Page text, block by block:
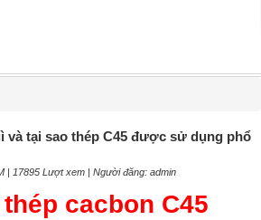
và tại sao thép C45 được sử dụng phổ
| 17895 Lượt xem | Người đăng: admin
cacbon C45